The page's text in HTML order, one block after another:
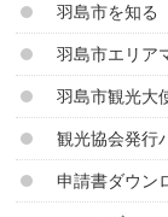
羽島市を知る
羽島市エリア
羽島市観光大
観光協会発行
申請書ダウン